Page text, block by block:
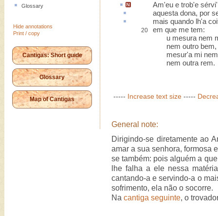
Glossary
Hide annotations
Print / copy
Cantigas: Short guide
Glossary
Map of Cantigas
Am'eu e trob'e sérvi'
aquesta dona, por
mais quando lh'a
20
em que me tem:
u mesura nem
nem outro bem,
mesur'a mi nem
nem outra rem.
----- Increase text size -----
General note:
Dirigindo-se diretamente ao
amar a sua senhora, formosa
se também: pois alguém a
lhe falha a ele nessa
cantando-a e servindo-a o
sofrimento, ela não o socorre.
Na cantiga seguinte, o